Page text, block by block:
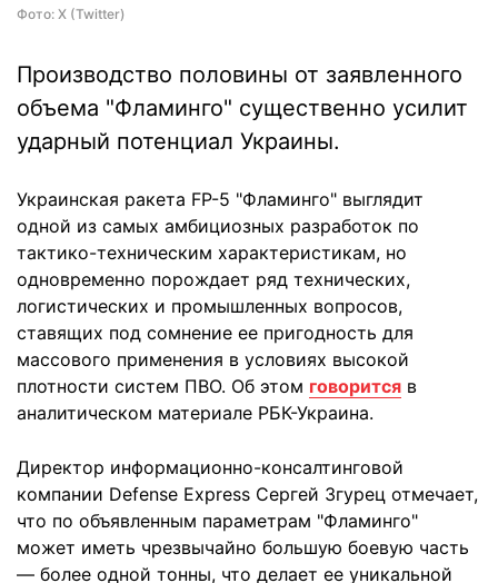
Фото: X (Twitter)
Производство половины от заявленного
объема "Фламинго" существенно усилит
ударный потенциал Украины.
Украинская ракета FP-5 "Фламинго" выглядит
одной из самых амбициозных разработок по
тактико-техническим характеристикам, но
одновременно порождает ряд технических,
логистических и промышленных вопросов,
ставящих под сомнение ее пригодность для
массового применения в условиях высокой
плотности систем ПВО. Об этом говорится в
аналитическом материале РБК-Украина.
Директор информационно-консалтинговой
компании Defense Express Сергей Згурец отмечает,
что по объявленным параметрам "Фламинго"
может иметь чрезвычайно большую боевую часть
— более одной тонны, что делает ее уникальной